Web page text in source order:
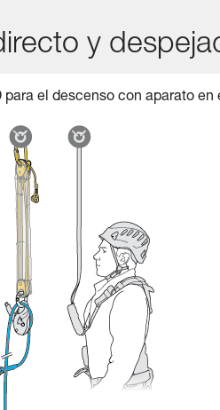
y
el descenso con aparato en